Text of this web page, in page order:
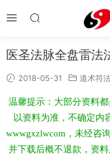
医圣法脉全盘雷法
2018-05-31 道术符
温馨提示：大部分资料
以资料为准，不确定内
wwwgxzlwcom，未经咨
并下载后概不退款，资